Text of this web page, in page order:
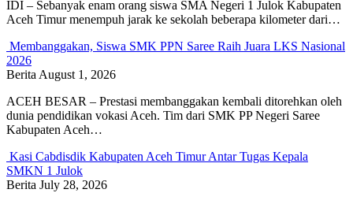
IDI – Sebanyak enam orang siswa SMA Negeri 1 Julok Kabupaten
Aceh Timur menempuh jarak ke sekolah beberapa kilometer dari…
Membanggakan, Siswa SMK PPN Saree Raih Juara LKS Nasional
2026
BeritaAugust 1, 2026
ACEH BESAR – Prestasi membanggakan kembali ditorehkan oleh
dunia pendidikan vokasi Aceh. Tim dari SMK PP Negeri Saree
Kabupaten Aceh…
Kasi Cabdisdik Kabupaten Aceh Timur Antar Tugas Kepala
SMKN 1 Julok
Berita July 28, 2026